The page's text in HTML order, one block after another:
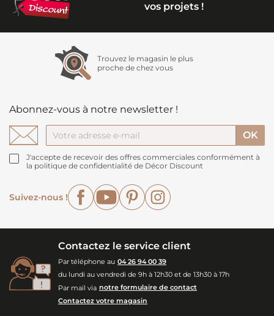
vos projets !
Trouvez le magasin le plus
proche de chez vous
Abonnez-vous à notre newsletter !
J'accepte de recevoir des offres commerciales conformément à
la politique de confidentialité de Décor Discount
Suivez-nous !
FacebookYouTubePinterest
Contactez le service client
Par téléphone au 04 26 94 00 39
du lundi au vendredi de 9h à 12h30 et de 13h30 à 17h
Par mail via notre formulaire de contact
Contactez votre magasin